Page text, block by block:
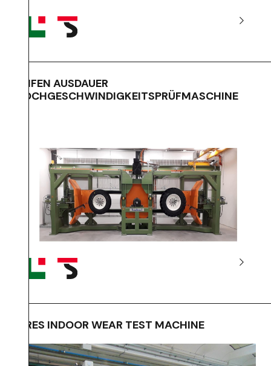
REIFEN AUSDAUER
HOCHGESCHWINDIGKEITSPRÜFMASCHINE
TIRES INDOOR WEAR TEST MACHINE